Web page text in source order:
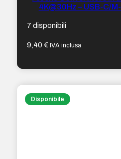
4K@30Hz – USB-C/
7 disponibili
9,40€ IVA inclusa
Disponibile